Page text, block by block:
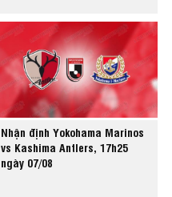
Nhận định Yokohama Marinos
vs Kashima Antlers, 17h25
ngày 07/08